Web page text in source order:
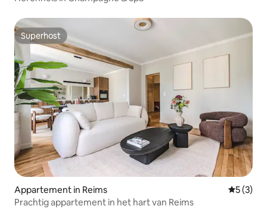
Superhost
Superhost
Appartement in Reims
5 (3)
Prachtig appartement in het hart van Reims